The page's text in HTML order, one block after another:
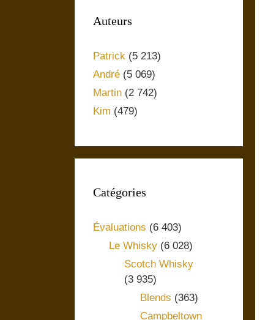
Auteurs
Patrick (5 213)
André (5 069)
Martin (2 742)
Kim (479)
Catégories
Évaluations (6 403)
Le Whisky(6 028)
Scotch Whisky
(3 935)
Blends (363)
Campbeltown